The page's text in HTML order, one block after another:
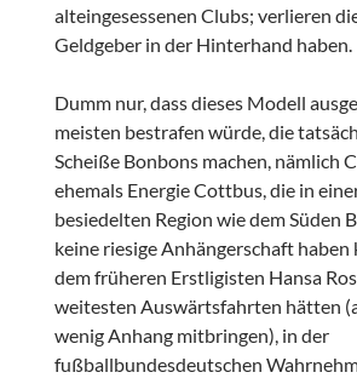
alteingesessenen Clubs; verlieren
Geldgeber in der Hinterhand haben.
Dumm nur, dass dieses Modell
meisten bestrafen würde, die
Scheiße Bonbons machen, nämlich
ehemals Energie Cottbus, die in
besiedelten Region wie dem Süden
keine riesige Anhängerschaft haben
dem früheren Erstligisten Hansa
weitesten Auswärtsfahrten hätten
wenig Anhang mitbringen), in der
fußballbundesdeutschen